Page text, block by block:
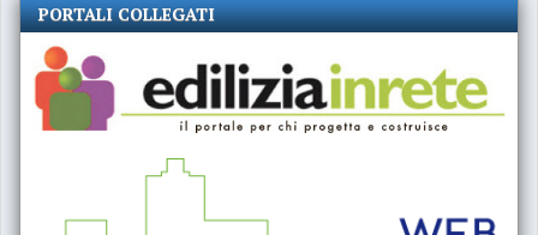
PORTALI COLLEGATI